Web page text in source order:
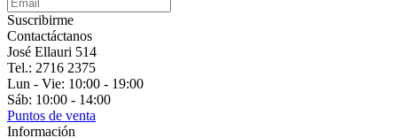
Suscribirme
Contactáctanos
José Ellauri 514
Tel.: 2716 2375
Lun - Vie: 10:00 - 19:00
Sáb: 10:00 - 14:00
Puntos de venta
Información